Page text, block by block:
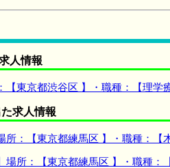
人情報
東京都渋谷区 】・職種：【理学
求人情報
：【東京都練馬区 】・職種：【
所：【東京都練馬区 】・職種：